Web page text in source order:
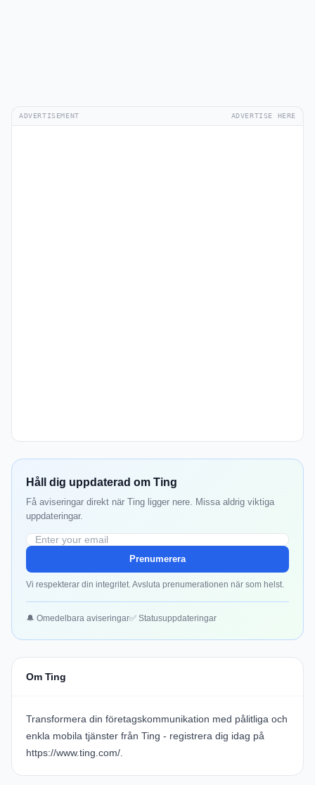
ADVERTISEMENT ADVERTISE HERE
Håll dig uppdaterad om Ting
Få aviseringar direkt när Ting ligger nere. Missa aldrig viktiga
uppdateringar.
Prenumerera
Vi respekterar din integritet. Avsluta prenumerationen när som helst.
🔔 Omedelbara aviseringar✅ Statusuppdateringar
Om Ting
Transformera din företagskommunikation med pålitliga och
enkla mobila tjänster från Ting - registrera dig idag på
https://www.ting.com/.